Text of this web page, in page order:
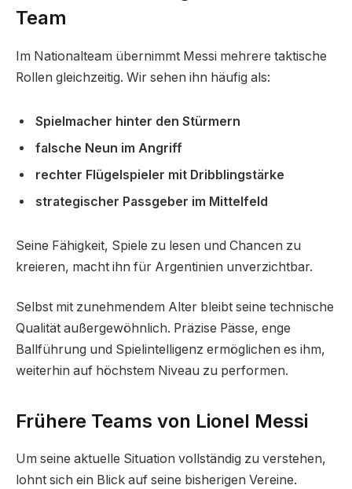
Team
Im Nationalteam übernimmt Messi mehrere taktische
Rollen gleichzeitig. Wir sehen ihn häufig als:
Spielmacher hinter den Stürmern
falsche Neun im Angriff
rechter Flügelspieler mit Dribblingstärke
strategischer Passgeber im Mittelfeld
Seine Fähigkeit, Spiele zu lesen und Chancen zu
kreieren, macht ihn für Argentinien unverzichtbar.
Selbst mit zunehmendem Alter bleibt seine technische
Qualität außergewöhnlich. Präzise Pässe, enge
Ballführung und Spielintelligenz ermöglichen es ihm,
weiterhin auf höchstem Niveau zu performen.
Frühere Teams von Lionel Messi
Um seine aktuelle Situation vollständig zu verstehen,
lohnt sich ein Blick auf seine bisherigen Vereine.